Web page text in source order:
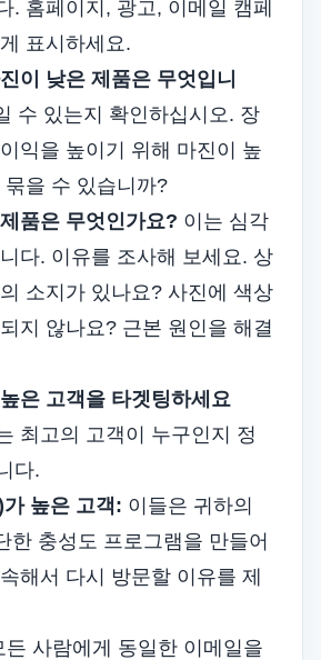
. 홈페이지, 광고, 이메일 캠페
표시하세요.
이 낮은 제품은 무엇입니
수 있는지 확인하십시오. 장
익을 높이기 위해 마진이 높
을 수 있습니까?
품은 무엇인가요? 이는 심각
다. 이유를 조사해 보세요. 상
소지가 있나요? 사진에 색상
지 않나요? 근본 원인을 해결
은 고객을 타겟팅하세요
최고의 고객이 누구인지 정
다.
높은 고객: 이들은 귀하의
한 충성도 프로그램을 만들어
해서 다시 방문할 이유를 제
든 사람에게 동일한 이메일을